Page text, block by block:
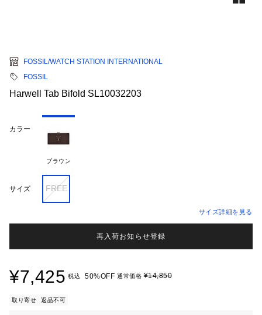
FOSSIL/WATCH STATION INTERNATIONAL
FOSSIL
Harwell Tab Bifold SL10032203
カラー
ブラウン
サイズ FREE
サイズ詳細を見る
再入荷お知らせ登録
¥7,425 税込 50%OFF 通常価格¥14,850
取り寄せ 返品不可